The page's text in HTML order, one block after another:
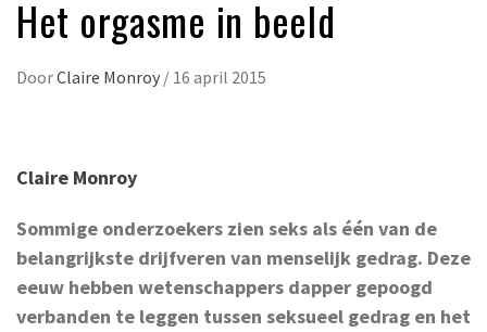
Het orgasme in beeld
DoorClaire Monroy / 16 april 2015
Claire Monroy
Sommige onderzoekers zien seks als één van de
belangrijkste drijfveren van menselijk gedrag. Deze
eeuw hebben wetenschappers dapper gepoogd
verbanden te leggen tussen seksueel gedrag en het